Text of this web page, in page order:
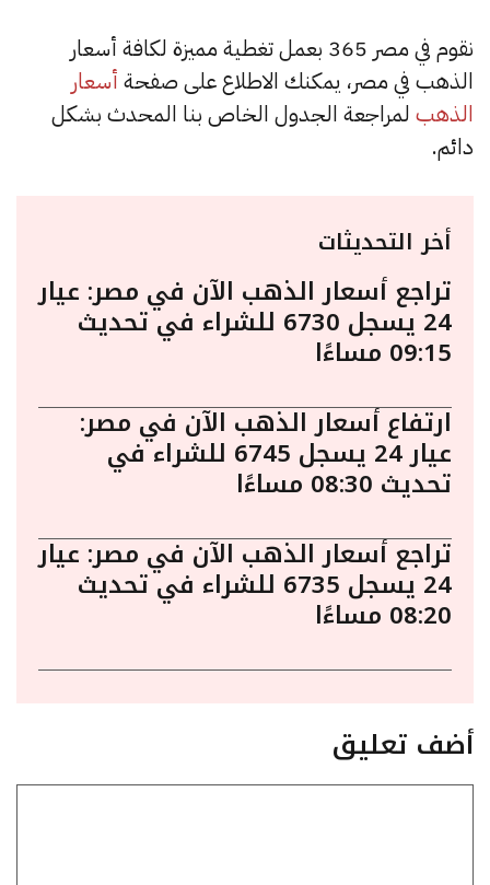
نقوم في مصر 365 بعمل تغطية مميزة لكافة أسعار
الذهب في مصر، يمكنك الاطلاع على صفحة أسعار
الذهب لمراجعة الجدول الخاص بنا المحدث بشكل
دائم.
أخر التحديثات
تراجع أسعار الذهب الآن في مصر: عيار
24 يسجل 6730 للشراء في تحديث
09:15 مساءًا
ارتفاع أسعار الذهب الآن في مصر:
عيار 24 يسجل 6745 للشراء في
تحديث 08:30 مساءًا
تراجع أسعار الذهب الآن في مصر: عيار
24 يسجل 6735 للشراء في تحديث
08:20 مساءًا
أضف تعليق